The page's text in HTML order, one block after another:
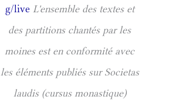
g/live L'ensemble des textes et
des partitions chantés par les
moines est en conformité avec
les éléments publiés sur Societas
laudis (cursus monastique)